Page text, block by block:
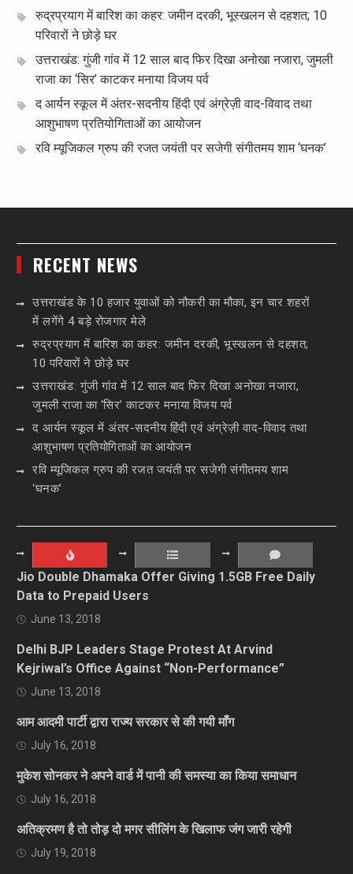
रुद्रप्रयाग में बारिश का कहर: जमीन दरकी, भूस्खलन से दहशत; 10
परिवारों ने छोड़े घर
उत्तराखंड: गुंजी गांव में 12 साल बाद फिर दिखा अनोखा नजारा, जुमली
राजा का ‘सिर’ काटकर मनाया विजय पर्व
द आर्यन स्कूल में अंतर-सदनीय हिंदी एवं अंग्रेज़ी वाद-विवाद तथा
आशुभाषण प्रतियोगिताओं का आयोजन
रवि म्यूजिकल ग्रुप की रजत जयंती पर सजेगी संगीतमय शाम ‘घनक’
RECENT NEWS
उत्तराखंड के 10 हजार युवाओं को नौकरी का मौका, इन चार शहरों
में लगेंगे 4 बड़े रोजगार मेले
रुद्रप्रयाग में बारिश का कहर: जमीन दरकी, भूस्खलन से दहशत;
10 परिवारों ने छोड़े घर
उत्तराखंड: गुंजी गांव में 12 साल बाद फिर दिखा अनोखा नजारा,
जुमली राजा का ‘सिर’ काटकर मनाया विजय पर्व
द आर्यन स्कूल में अंतर-सदनीय हिंदी एवं अंग्रेज़ी वाद-विवाद तथा
आशुभाषण प्रतियोगिताओं का आयोजन
रवि म्यूजिकल ग्रुप की रजत जयंती पर सजेगी संगीतमय शाम
‘घनक’
Jio Double Dhamaka Offer Giving 1.5GB Free Daily
Data to Prepaid Users
June 13, 2018
Delhi BJP Leaders Stage Protest At Arvind
Kejriwal’s Office Against “Non-Performance”
June 13, 2018
आम आदमी पार्टी द्वारा राज्य सरकार से की गयी माँग
July 16, 2018
मुकेश सोनकर ने अपने वार्ड में पानी की समस्या का किया समाधान
July 16, 2018
अतिक्रमण है तो तोड़ दो मगर सीलिंग के खिलाफ जंग जारी रहेगी
July 19, 2018